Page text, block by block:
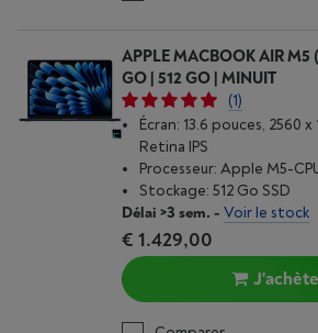
APPLE MACBOOK AIR M5
GO | 512 GO | MINUIT
(1)
Écran: 13.6 pouces, 2560
Retina IPS
Processeur: Apple M5-
Stockage: 512 Go SSD
Délai >3 sem. - Voir le stock
€ 1.429,00
J'achète